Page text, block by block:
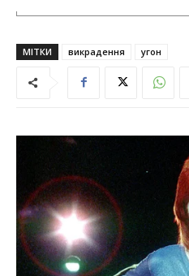
МІТКИ викрадення угон